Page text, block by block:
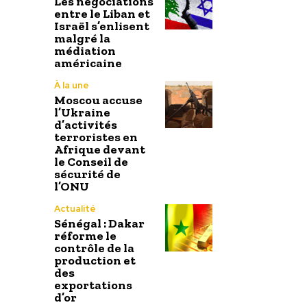
entre le Liban et
Israël s’enlisent
malgré la
médiation
américaine
À la une
Moscou accuse
l’Ukraine
d’activités
terroristes en
Afrique devant
le Conseil de
sécurité de
l’ONU
Actualité
Sénégal : Dakar
réforme le
contrôle de la
production et
des
exportations
d’or